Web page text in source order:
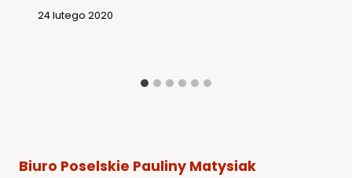
24 lutego 2020
Biuro Poselskie Pauliny Matysiak